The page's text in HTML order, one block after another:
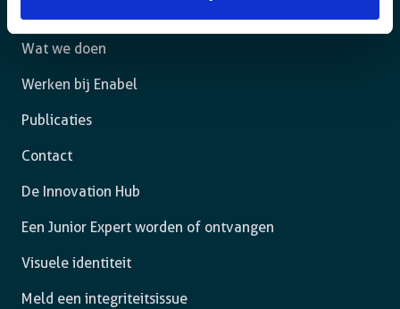
Wat we doen
Werken bij Enabel
Publicaties
Contact
De Innovation Hub
Een Junior Expert worden of ontvangen
Visuele identiteit
Meld een integriteitsissue